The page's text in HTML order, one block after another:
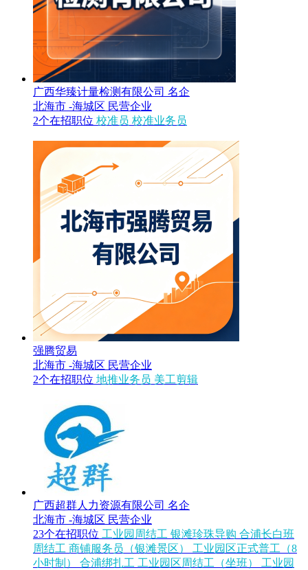
广西华臻计量检测有限公司 名企
北海市 -海城区 民营企业
2个在招职位 校准员 校准业务员
强腾贸易
北海市 -海城区 民营企业
2个在招职位 地推业务员 美工剪辑
广西超群人力资源有限公司 名企
北海市 -海城区 民营企业
23个在招职位 工业园周结工 银滩珍珠导购 合浦长白班
周结工 商铺服务员（银滩景区）
工业园区正式普工（8
小时制）
合浦绑扎工 工业园区周结工（坐班）
工业园